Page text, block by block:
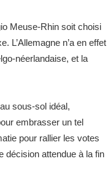
Meuse-Rhin soit choisi
L’Allemagne n’a en effet
néerlandaise, et la
sous-sol idéal,
embrasser un tel
pour rallier les votes
décision attendue à la fin